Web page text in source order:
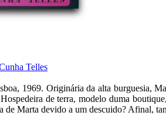
Telles
1969. Originária da alta burguesia,
de terra, modelo duma
de Marta devido a um descuido? Afinal,